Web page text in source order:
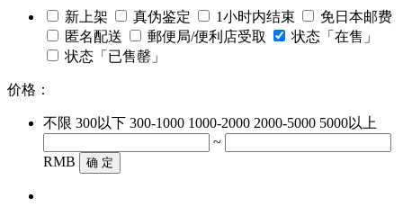
新上架 真伪鉴定 1小时内结束
免日本邮费
匿名配送
郵便局/便利店受取
状态「在售」
状态「已售罄」
价格：
不限 300以下 300-1000 1000-2000 2000-5000 5000以上
~
RMB
确 定